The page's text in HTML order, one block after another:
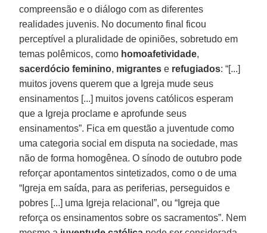
compreensão e o diálogo com as diferentes
realidades juvenis. No documento final ficou
perceptível a pluralidade de opiniões, sobretudo em
temas polêmicos, como homoafetividade,
sacerdócio feminino, migrantes e refugiados: “[...]
muitos jovens querem que a Igreja mude seus
ensinamentos [...] muitos jovens católicos esperam
que a Igreja proclame e aprofunde seus
ensinamentos”. Fica em questão a juventude como
uma categoria social em disputa na sociedade, mas
não de forma homogênea. O sínodo de outubro pode
reforçar apontamentos sintetizados, como o de uma
“Igreja em saída, para as periferias, perseguidos e
pobres [...] uma Igreja relacional”, ou “Igreja que
reforça os ensinamentos sobre os sacramentos”. Nem